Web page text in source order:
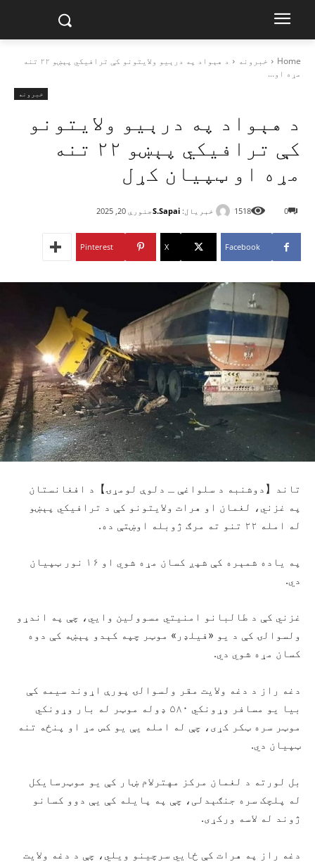
Home خبرونه
د هېواد په درېیو ولایتونو کې ترافیکي پېښو ۲۲ تنه
مړه او...
خبرونه
د هېواد په درېیو ولایتونو
کې ترافیکي پېښو ۲۲ تنه
مړه او ټپیان کړل
خبریال: S.Sapaiجنوري 20, 2025 0
1518
Facebook
X
Pinterest
تاند【دوشنبه د سلواغې ـ دلوې لومړۍ】د افغانستان
په غزني، لغمان او هرات ولایتونو کې د ترافیکي پېښو
له امله ۲۲ تنو ته مرګ ژوبله اوښتې ده.
په یاده شمېره کې شپږ کسان مړه شوي او ۱۶ نور ټپیان
دي.
غزني کې د طالبانو امنیتي مسوولین وایي، چې په اندړو
ولسوالۍ کې د یو «فیلډر» موټر چپه کېدو پېښه کې دوه
کسان مړه شوي دي.
دغه راز د دغه ولایت مقر ولسوالۍ پورې اړوند سیمه کې
بیا یو مسافر وړونکي ۵۸۰ ډوله موټر له بار وړونکي
موټر سره ټکر کړی، چې له امله یې یو کس مړ او پنځه تنه
ټپیان دي.
بل لورته د لغمان مرکز مهترلام ښار کې یو موټرسایکل
له پلچک سره جنګېدلی، چې په پایله کې یې دوو کسانو
ژوند له لاسه ورکړی.
دغه راز په هرات کې ځايي سرچینو ویلي، چې د دغه ولایت